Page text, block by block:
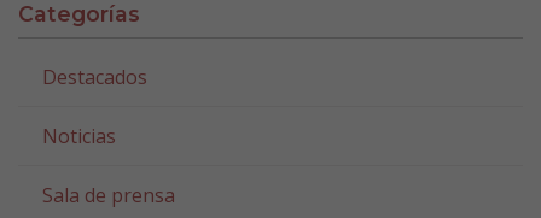
Categorías
Destacados
Noticias
Sala de prensa